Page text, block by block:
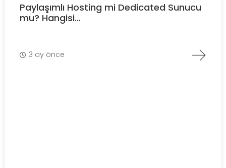
Paylaşımlı Hosting mi Dedicated Sunucu
mu? Hangisi...
3 ay önce